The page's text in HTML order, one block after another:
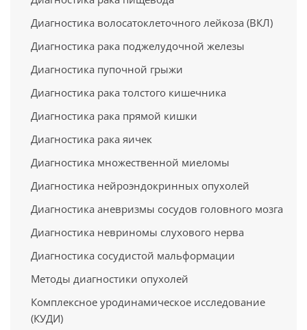
Диагностика волосатоклеточного лейкоза (ВКЛ)
Диагностика рака поджелудочной железы
Диагностика пупочной грыжи
Диагностика рака толстого кишечника
Диагностика рака прямой кишки
Диагностика рака яичек
Диагностика множественной миеломы
Диагностика нейроэндокринных опухолей
Диагностика аневризмы сосудов головного мозга
Диагностика невриномы слухового нерва
Диагностика сосудистой мальформации
Методы диагностики опухолей
Комплексное уродинамическое исследование
(КУДИ)